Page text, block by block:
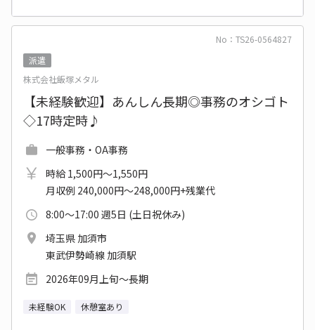
No：TS26-0564827
派遣
株式会社飯塚メタル
【未経験歓迎】あんしん長期◎事務のオシゴト
◇17時定時♪
一般事務・OA事務
時給 1,500円～1,550円
月収例 240,000円～248,000円+残業代
8:00～17:00 週5日 (土日祝休み)
埼玉県 加須市
東武伊勢崎線 加須駅
2026年09月上旬～長期
未経験OK 休憩室あり